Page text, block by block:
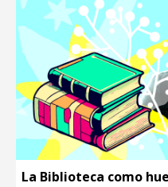
La Biblioteca como